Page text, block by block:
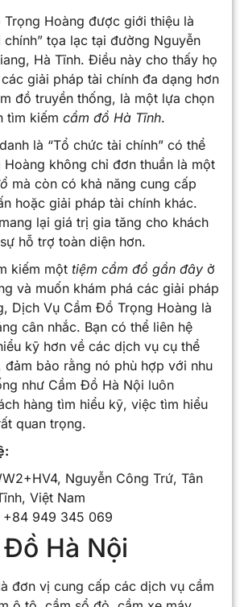
Hoàng được giới thiệu là
chính” tọa lạc tại đường Nguyễn
Hà Tĩnh. Điều này cho thấy họ
giải pháp tài chính đa dạng hơn
đồ truyền thống, là một lựa chọn
tìm kiếm cầm đồ Hà Tĩnh.
là “Tổ chức tài chính” có thể
không chỉ đơn thuần là một
mà còn có khả năng cung cấp
hoặc giải pháp tài chính khác.
lại giá trị gia tăng cho khách
hỗ trợ toàn diện hơn.
kiếm một tiệm cầm đồ gần đây ở
và muốn khám phá các giải pháp
Dịch Vụ Cầm Đồ Trọng Hoàng là
cân nhắc. Bạn có thể liên hệ
kỹ hơn về các dịch vụ cụ thể
đảm bảo rằng nó phù hợp với nhu
như Cầm Đồ Hà Nội luôn
hàng tìm hiểu kỹ, việc tìm hiểu
quan trọng.
Nguyễn Công Trứ, Tân
Việt Nam
+84 949 345 069
Đồ Hà Nội
đơn vị cung cấp các dịch vụ cầm